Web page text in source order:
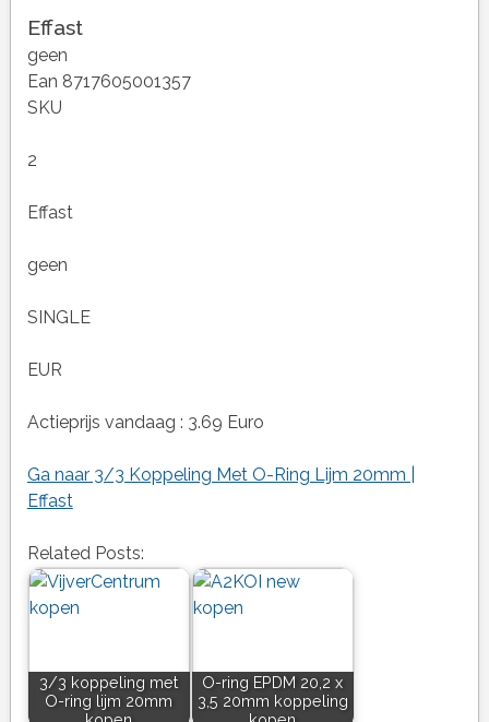
Effast
geen
Ean 8717605001357
SKU
2
Effast
geen
SINGLE
EUR
Actieprijs vandaag : 3.69 Euro
Ga naar 3/3 Koppeling Met O-Ring Lijm 20mm |
Effast
Related Posts:
3/3 koppeling met
O-ring lijm 20mm
O-ring EPDM 20,2 x
3,5 20mm koppeling